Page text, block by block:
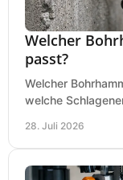
Welcher
passt?
Welcher
welche
28. Juli 2026